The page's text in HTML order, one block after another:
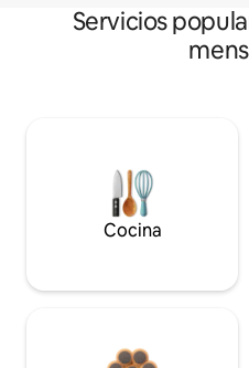
Servicios
Cocina